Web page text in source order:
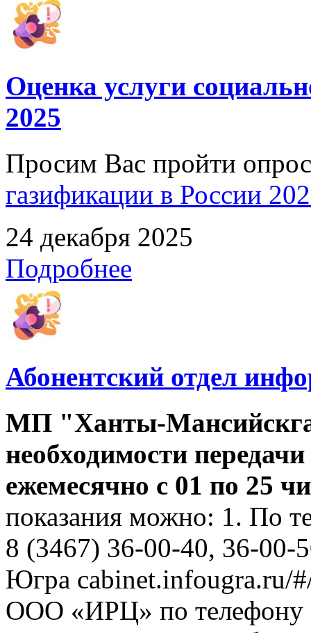
Оценка услуги
2025
Просим Вас пройти
газификации в России
24 декабря 2025
Подробнее
Абонентский отдел
МП "Ханты-
необходимости
ежемесячно с 01 по 25
показания можно: 1. По
8 (3467) 36-00-40, 36-00-
Югра cabinet.infougra.ru/
ООО «ИРЦ» по телефону